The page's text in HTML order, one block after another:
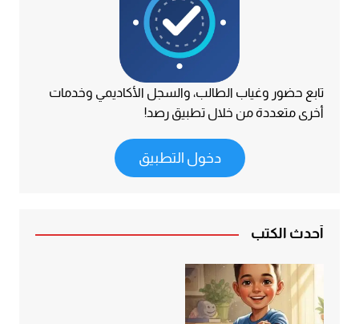
تابع حضور وغياب الطالب، والسجل الأكاديمي وخدمات
أخرى متعددة من خلال تطبيق رصد!
دخول التطبيق
أحدث الكتب